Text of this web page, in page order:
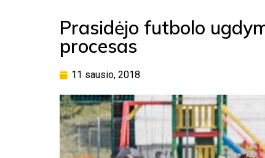
Prasidėjo futbolo
procesas
11 sausio, 2018